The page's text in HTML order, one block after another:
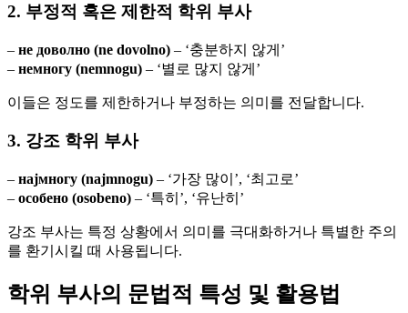
2. 부정적 혹은 제한적 학위 부사
– не доволно (ne dovolno) – ‘충분하지 않게’
– немногу (nemnogu) – ‘별로 많지 않게’
이들은 정도를 제한하거나 부정하는 의미를 전달합니다.
3. 강조 학위 부사
– најмногу (najmnogu) – ‘가장 많이’, ‘최고로’
– особено (osobeno) – ‘특히’, ‘유난히’
강조 부사는 특정 상황에서 의미를 극대화하거나 특별한 주의
를 환기시킬 때 사용됩니다.
학위 부사의 문법적 특성 및 활용법